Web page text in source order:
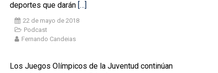
deportes que darán […]
22 de mayo de 2018
Podcast
Fernando Candeias
Los Juegos Olímpicos de la Juventud continúan